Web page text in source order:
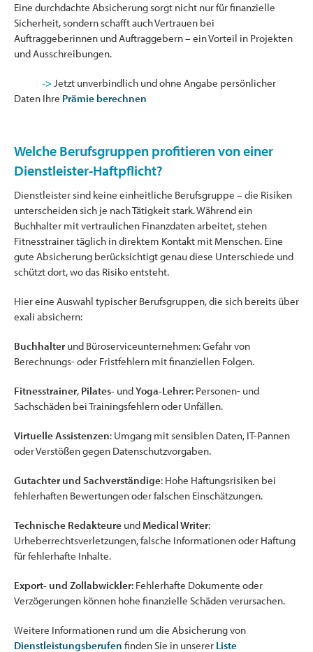
Eine durchdachte Absicherung sorgt nicht nur für finanzielle
Sicherheit, sondern schafft auch Vertrauen bei
Auftraggeberinnen und Auftraggebern – ein Vorteil in Projekten
und Ausschreibungen.
-> Jetzt unverbindlich und ohne Angabe persönlicher
Daten Ihre Prämie berechnen
Welche Berufsgruppen profitieren von einer
Dienstleister-Haftpflicht?
Dienstleister sind keine einheitliche Berufsgruppe – die Risiken
unterscheiden sich je nach Tätigkeit stark. Während ein
Buchhalter mit vertraulichen Finanzdaten arbeitet, stehen
Fitnesstrainer täglich in direktem Kontakt mit Menschen. Eine
gute Absicherung berücksichtigt genau diese Unterschiede und
schützt dort, wo das Risiko entsteht.
Hier eine Auswahl typischer Berufsgruppen, die sich bereits über
exali absichern:
Buchhalter und Büroserviceunternehmen: Gefahr von
Berechnungs- oder Fristfehlern mit finanziellen Folgen.
Fitnesstrainer, Pilates- undYoga-Lehrer: Personen- und
Sachschäden bei Trainingsfehlern oder Unfällen.
Virtuelle Assistenzen: Umgang mit sensiblen Daten, IT-Pannen
oder Verstößen gegen Datenschutzvorgaben.
Gutachter und Sachverständige: Hohe Haftungsrisiken bei
fehlerhaften Bewertungen oder falschen Einschätzungen.
Technische Redakteure undMedical Writer:
Urheberrechtsverletzungen, falsche Informationen oder Haftung
für fehlerhafte Inhalte.
Export- und Zollabwickler: Fehlerhafte Dokumente oder
Verzögerungen können hohe finanzielle Schäden verursachen.
Weitere Informationen rund um die Absicherung von
Dienstleistungsberufen finden Sie in unserer Liste